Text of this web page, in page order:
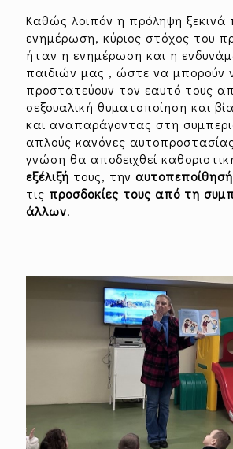
Καθώς λοιπόν η πρόληψη
ενημέρωση, κύριος στόχος του
ήταν η ενημέρωση και η
παιδιών μας , ώστε να μπορούν
προστατεύουν τον εαυτό τους
σεξουαλική θυματοποίηση και
και αναπαράγοντας στη
απλούς κανόνες
γνώση θα αποδειχθεί
εξέλιξή τους, την αυτοπεποίθησή
τις προσδοκίες τους από τη
άλλων.